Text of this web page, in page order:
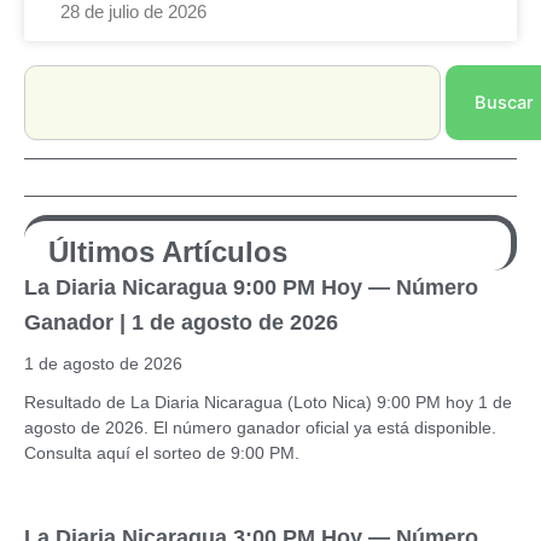
28 de julio de 2026
Search
Buscar
Últimos Artículos
La Diaria Nicaragua 9:00 PM Hoy — Número
Ganador | 1 de agosto de 2026
1 de agosto de 2026
Resultado de La Diaria Nicaragua (Loto Nica) 9:00 PM hoy 1 de
agosto de 2026. El número ganador oficial ya está disponible.
Consulta aquí el sorteo de 9:00 PM.